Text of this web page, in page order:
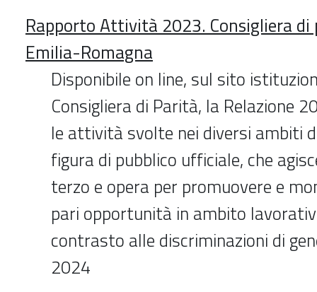
Rapporto Attività 2023. Consigliera di
Emilia-Romagna
Disponibile on line, sul sito
Consigliera di Parità, la Relazione
le attività svolte nei diversi ambiti
figura di pubblico ufficiale, che
terzo e opera per promuovere e
pari opportunità in ambito
contrasto alle discriminazioni di
2024